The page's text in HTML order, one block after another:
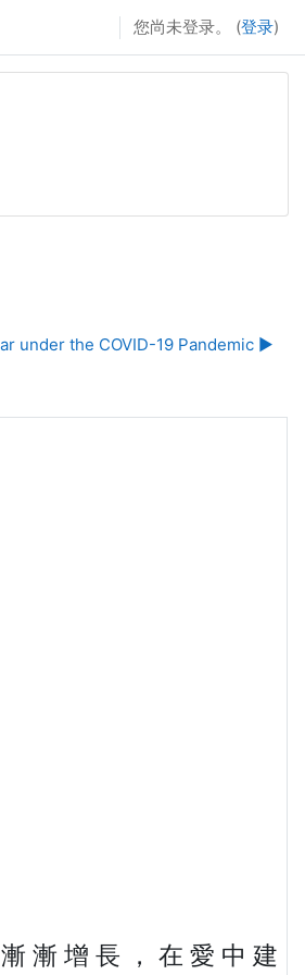
您尚未登录。 (登录)
under the COVID-19 Pandemic ▶︎
漸 增 長 ， 在 愛 中 建